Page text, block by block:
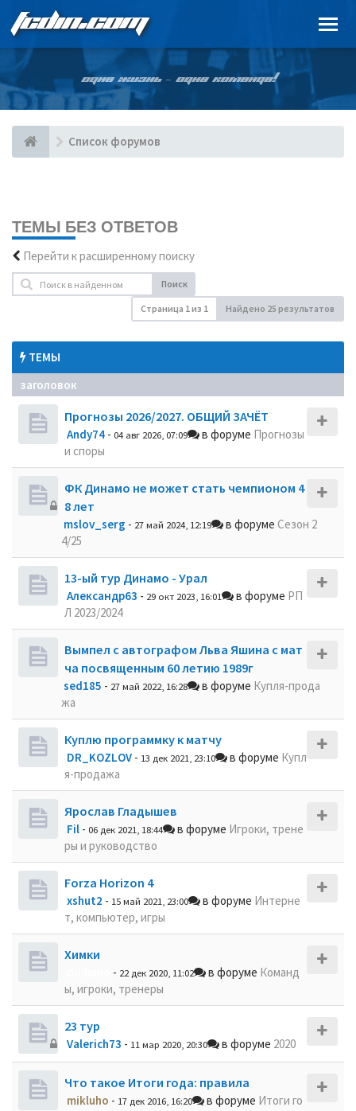
FCDIN.COM
ОДНА ЖИЗНЬ – ОДНА КОМАНДА!
Список форумов
ТЕМЫ БЕЗ ОТВЕТОВ
Перейти к расширенному поиску
Поиск
Страница 1из 1 Найдено 25 результатов
ТЕМЫ
заголовок
Прогнозы 2026/2027. ОБЩИЙ ЗАЧЁТ
Andy74 - 04 авг 2026, 07:09 в форуме Прогнозы
и споры
ФК Динамо не может стать чемпионом 4
8 лет
mslov_serg - 27 май 2024, 12:19 в форуме Сезон 2
4/25
13-ый тур Динамо - Урал
Александр63 - 29 окт 2023, 16:01 в форуме РП
Л 2023/2024
Вымпел с автографом Льва Яшина с мат
ча посвященным 60 летию 1989г
sed185 - 27 май 2022, 16:28 в форуме Купля-прода
жа
Куплю программку к матчу
DR_KOZLOV - 13 дек 2021, 23:10 в форуме Купл
я-продажа
Ярослав Гладышев
Fil - 06 дек 2021, 18:44 в форуме Игроки, трене
ры и руководство
Forza Horizon 4
xshut2 - 15 май 2021, 23:00 в форуме Интерне
т, компьютер, игры
Химки
- 22 дек 2020, 11:02 в форуме Команд
ы, игроки, тренеры
23 тур
Valerich73 - 11 мар 2020, 20:30 в форуме 2020
Что такое Итоги года: правила
mikluho - 17 дек 2016, 16:20 в форуме Итоги го